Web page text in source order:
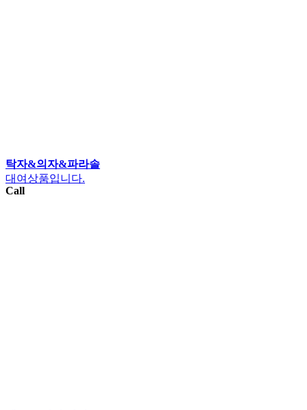
탁자&의자&파라솔
대여상품입니다.
Call